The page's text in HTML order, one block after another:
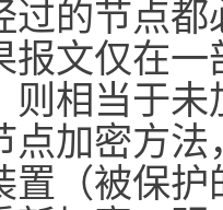
过的节点
报文仅在
则相当于
点加密方
置（被保